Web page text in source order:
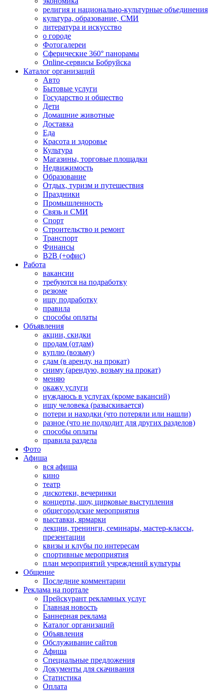
религия и национально-культурные объединения
культура, образование, СМИ
литература и искусство
о городе
Фотогалереи
Сферические 360° панорамы
Online-сервисы Бобруйска
Каталог организаций
Авто
Бытовые услуги
Государство и общество
Дети
Домашние животные
Доставка
Еда
Красота и здоровье
Культура
Магазины, торговые площадки
Недвижимость
Образование
Отдых, туризм и путешествия
Праздники
Промышленность
Связь и СМИ
Спорт
Строительство и ремонт
Транспорт
Финансы
B2B (+офис)
Работа
вакансии
требуются на подработку
резюме
ищу подработку
правила
способы оплаты
Объявления
акции, скидки
продам (отдам)
куплю (возьму)
сдам (в аренду, на прокат)
сниму (арендую, возьму на прокат)
меняю
окажу услуги
нуждаюсь в услугах (кроме вакансий)
ищу человека (разыскивается)
потери и находки (что потеряли или нашли)
разное (что не подходит для других разделов)
способы оплаты
правила раздела
Фото
Афиша
вся афиша
кино
театр
дискотеки, вечеринки
концерты, шоу, цирковые выступления
общегородские мероприятия
выставки, ярмарки
лекции, тренинги, семинары, мастер-классы,
презентации
квизы и клубы по интересам
спортивные мероприятия
план мероприятий учреждений культуры
Общение
Последние комментарии
Реклама на портале
Прейскурант рекламных услуг
Главная новость
Баннерная реклама
Каталог организаций
Объявления
Обслуживание сайтов
Афиша
Специальные предложения
Документы для скачивания
Статистика
Оплата